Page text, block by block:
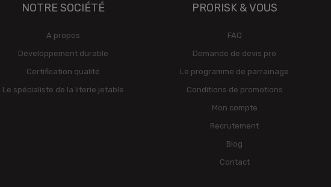
NOTRE SOCIÉTÉ
A propos
Développement durable
Certification qualité
Le spécialiste de la literie jetable
PRORISK & VOUS
FAQ
Demande de devis pro
Le programme de parrainage
Conditions de promotions
Mon compte
Recrutement
Blog
Contact